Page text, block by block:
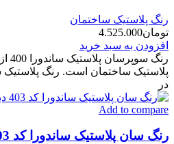
رنگ پلاستیک ساختمان
تومان4.525.000
افزودن به سبد خرید
پلاستیک ساختمان است. رنگ
در
Add to compare
رنگ سان پلاستیک ساندورا کد 403 دبه